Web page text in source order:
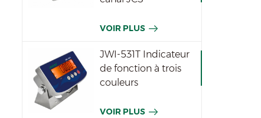
VOIR PLUS
JWI-531T Indicateur
de fonction à trois
couleurs
VOIR PLUS